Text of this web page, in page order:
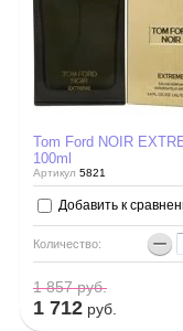
Tom Ford NOIR
100ml
Артикул 5821
Добавить к
Количество: −
1 857руб.
1 712 руб.